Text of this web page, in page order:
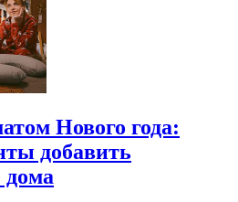
Нового года:
добавить